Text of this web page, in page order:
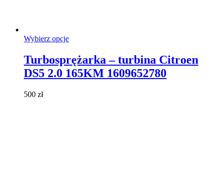
Wybierz opcjeTen
wiele
wariantów.
Turbosprężarka – turbina Citroen
DS5 2.0 165KM 1609652780
500 zł